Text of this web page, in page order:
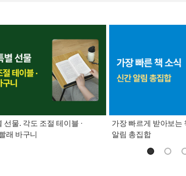
선물. 각도 조절 테이블 ·
래 바구니
가장 빠르게 받아보는
알림 총집합